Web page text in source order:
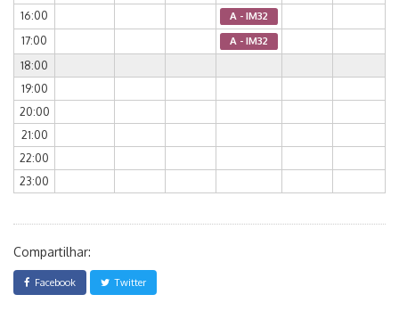
16:00
A - IM32
17:00 A - IM32
18:00
19:00
20:00
21:00
22:00
23:00
Compartilhar:
Facebook Twitter